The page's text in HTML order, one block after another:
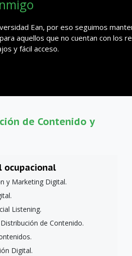
Ean, por eso seguimos
aquellos que no cuentan con los
y fácil acceso.
de Contenido y
ocupacional
y Marketing Digital.
Listening.
de Contenido.
Digital.